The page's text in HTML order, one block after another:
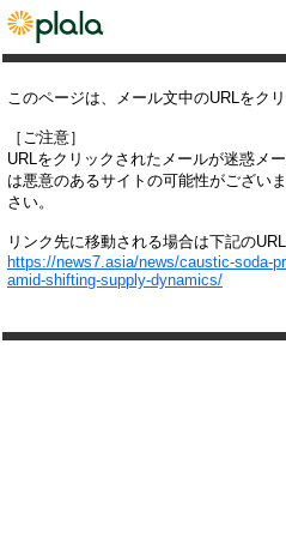
このページは、メール文中のURLをク
［ご注意］
URLをクリックされたメールが迷惑メ
は悪意のあるサイトの可能性がござい
さい。
リンク先に移動される場合は下記の
https://news7.asia/news/caustic-soda-
amid-shifting-supply-dynamics/